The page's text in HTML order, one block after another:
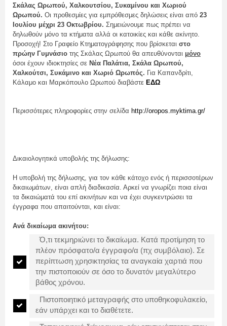
Σκάλας Ωρωπού, Χαλκουτσίου, Συκαμίνου και Χωριού
Ωρωπού. Οι προθεσμίες για εμπρόθεσμες δηλώσεις είναι από 23
Ιουλίου μέχρι 23 Οκτωβρίου. Σημειώνουμε πως πρέπει να
δηλωθούν μόνο τα κτήματα αλλά οι κατοικίες και κάθε ακίνητο.
Προσοχή! Στο Γραφείο Κτηματογράφησης που βρίσκεται στο
πρώην Γυμνάσιο της Σκάλας Ωρωπού θα απευθύνονται μόνο
όσοι έχουν ιδιοκτησίες σε Νέα Παλάτια, Σκάλα Ωρωπού,
Χαλκούτσι, Συκάμινο και Χωριό Ωρωπός. Για Καπανδρίτι,
Κάλαμο και Μαρκόπουλο Ωρωπού διαβάστε ΕΔΩ
Περισσότερες πληροφορίες στην σελίδα http://oropos.myktima.gr/
Δικαιολογητικά υποβολής της δήλωσης:
Η υποβολή της δήλωσης, για τον κάθε κάτοχο ενός ή περισσοτέρων
δικαιωμάτων, είναι απλή διαδικασία. Αρκεί να γνωρίζει ποια είναι
τα δικαιώματά του επί ακινήτων και να έχει συγκεντρώσει τα
έγγραφα που απαιτούνται, και είναι:
Aνά δικαίωμα ακινήτου:
Ό,τι τεκμηριώνει το δικαίωμα. Κατά προτίμηση το
πλέον πρόσφατο/α έγγραφο/α (πχ συμβόλαιο). Σε
περίπτωση χρησικτησίας τα αναγκαία χαρτιά που
την πιστοποιούν σε όσο το δυνατόν μεγαλύτερο
βάθος χρόνου.
Πιστοποιητικό μεταγραφής στο υποθηκοφυλακείο,
εάν υπάρχει και το διαθέτετε.